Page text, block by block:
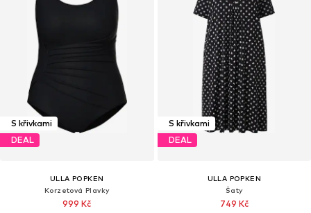
S křivkami
DEAL
ULLA POPKEN
Korzetová Plavky
999 Kč
S křivkami
DEAL
ULLA POPKEN
Šaty
749 Kč